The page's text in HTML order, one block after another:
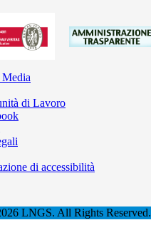
Media
di Lavoro
di accessibilità
LNGS. All Rights Reserved.